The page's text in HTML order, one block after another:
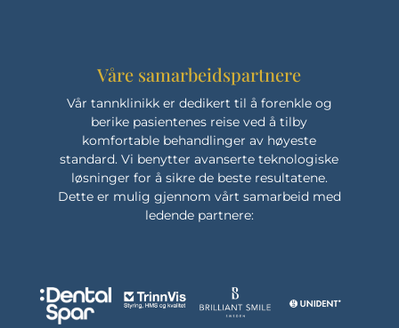
Våre samarbeidspartnere
Vår tannklinikk er dedikert til å forenkle og
berike pasientenes reise ved å tilby
komfortable behandlinger av høyeste
standard. Vi benytter avanserte teknologiske
løsninger for å sikre de beste resultatene.
Dette er mulig gjennom vårt samarbeid med
ledende partnere: